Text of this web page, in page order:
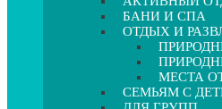
БАНИ И СПА
ОТДЫХ И
МЕСТА
СЕМЬЯМ С